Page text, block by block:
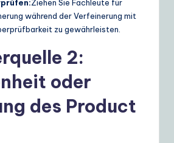
Ziehen Sie Fachleute für
während der Verfeinerung mit
zu gewährleisten.
2:
oder
des Product